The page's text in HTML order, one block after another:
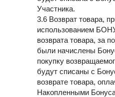
Участника.
3.6 Возврат товара,
использованием
возврата товара, за
были начислены
покупку
будут списаны с
возврате товара,
Накопленными